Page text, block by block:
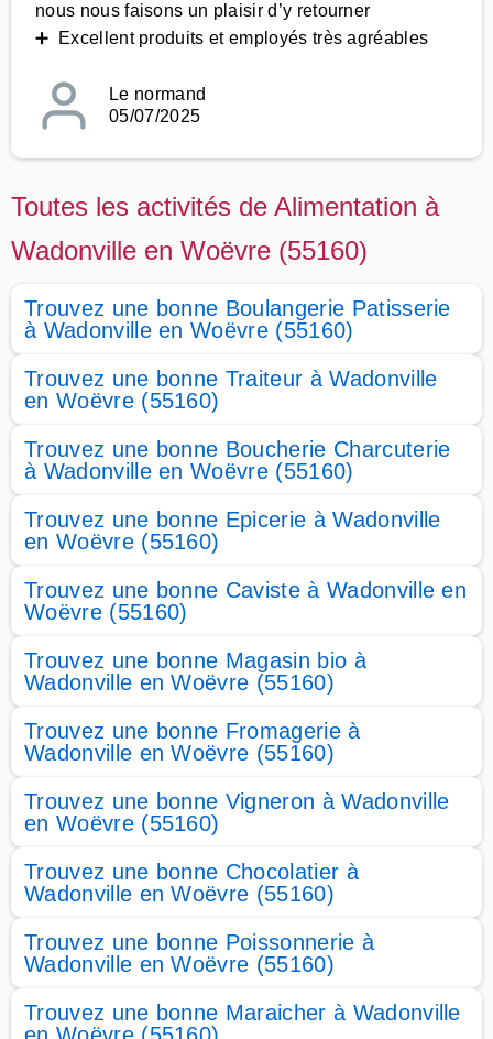
nous nous faisons un plaisir d’y retourner
➕ Excellent produits et employés très agréables
Le normand
05/07/2025
Toutes les activités de Alimentation à
Wadonville en Woëvre (55160)
Trouvez une bonne Boulangerie Patisserie
à Wadonville en Woëvre (55160)
Trouvez une bonne Traiteur à Wadonville
en Woëvre (55160)
Trouvez une bonne Boucherie Charcuterie
à Wadonville en Woëvre (55160)
Trouvez une bonne Epicerie à Wadonville
en Woëvre (55160)
Trouvez une bonne Caviste à Wadonville en
Woëvre (55160)
Trouvez une bonne Magasin bio à
Wadonville en Woëvre (55160)
Trouvez une bonne Fromagerie à
Wadonville en Woëvre (55160)
Trouvez une bonne Vigneron à Wadonville
en Woëvre (55160)
Trouvez une bonne Chocolatier à
Wadonville en Woëvre (55160)
Trouvez une bonne Poissonnerie à
Wadonville en Woëvre (55160)
Trouvez une bonne Maraicher à Wadonville